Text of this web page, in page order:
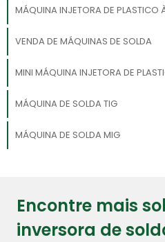
MÁQUINA INJETORA DE PLASTICO
VENDA DE MÁQUINAS DE SOLDA
MINI MÁQUINA INJETORA DE
MÁQUINA DE SOLDA TIG
MÁQUINA DE SOLDA MIG
Encontre mais
inversora de